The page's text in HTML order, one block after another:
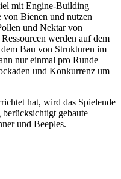
mit Engine-Building
von Bienen und nutzen
und Nektar von
werden auf dem
Bau von Strukturen im
nur einmal pro Runde
und Konkurrenz um
hat, wird das Spielende
gebaute
und Beeples.